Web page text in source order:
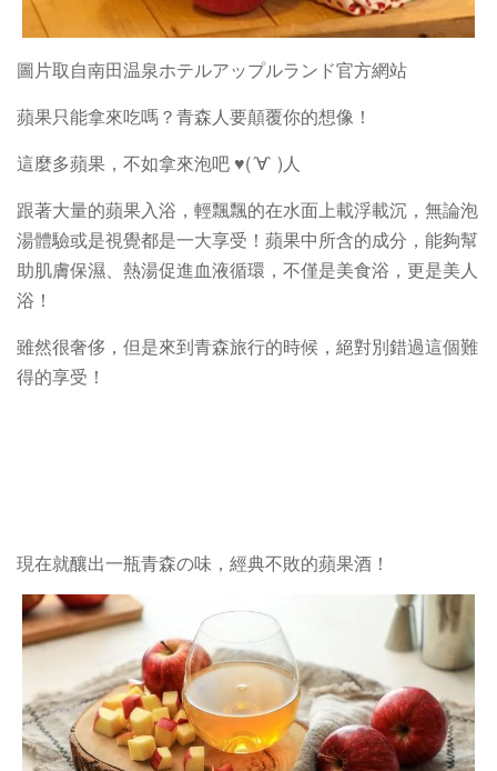
圖片取自南田温泉ホテルアップルランド官方網站
蘋果只能拿來吃嗎？青森人要顛覆你的想像！
這麼多蘋果，不如拿來泡吧 ♥(´∀` )人
跟著大量的蘋果入浴，輕飄飄的在水面上載浮載沉，無論泡
湯體驗或是視覺都是一大享受！蘋果中所含的成分，能夠幫
助肌膚保濕、熱湯促進血液循環，不僅是美食浴，更是美人
浴！
雖然很奢侈，但是來到青森旅行的時候，絕對別錯過這個難
得的享受！
現在就釀出一瓶青森の味，經典不敗的蘋果酒！